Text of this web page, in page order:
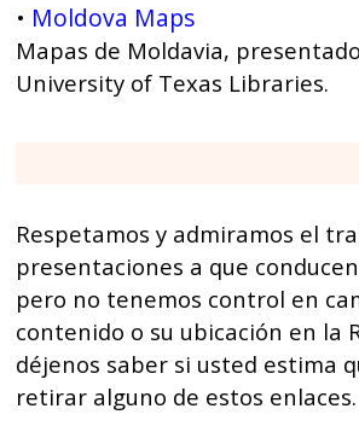
• Moldova Maps
Mapas de Moldavia,
University of Texas Libraries.
Respetamos y admiramos el
presentaciones a que
pero no tenemos control en
contenido o su ubicación en la
déjenos saber si usted estima
retirar alguno de estos enlaces.